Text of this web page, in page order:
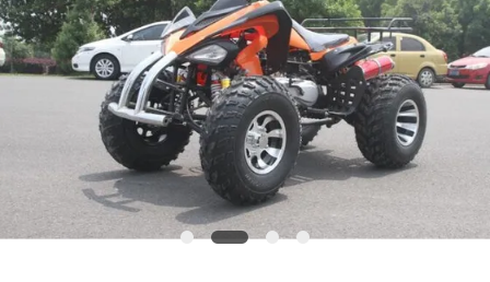
質
管
私
達